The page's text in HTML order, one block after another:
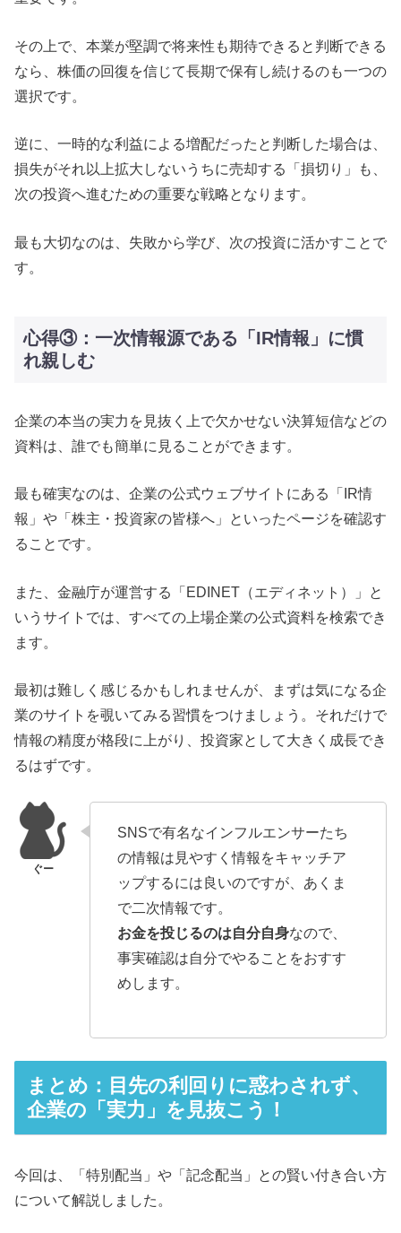
その上で、本業が堅調で将来性も期待できると判断できる
なら、株価の回復を信じて長期で保有し続けるのも一つの
選択です。
逆に、一時的な利益による増配だったと判断した場合は、
損失がそれ以上拡大しないうちに売却する「損切り」も、
次の投資へ進むための重要な戦略となります。
最も大切なのは、失敗から学び、次の投資に活かすことで
す。
心得③：一次情報源である「IR情報」に慣
れ親しむ
企業の本当の実力を見抜く上で欠かせない決算短信などの
資料は、誰でも簡単に見ることができます。
最も確実なのは、企業の公式ウェブサイトにある「IR情
報」や「株主・投資家の皆様へ」といったページを確認す
ることです。
また、金融庁が運営する「EDINET（エディネット）」と
いうサイトでは、すべての上場企業の公式資料を検索でき
ます。
最初は難しく感じるかもしれませんが、まずは気になる企
業のサイトを覗いてみる習慣をつけましょう。それだけで
情報の精度が格段に上がり、投資家として大きく成長でき
るはずです。
SNSで有名なインフルエンサーたち
の情報は見やすく情報をキャッチア
ップするには良いのですが、あくま
で二次情報です。
お金を投じるのは自分自身なので、
事実確認は自分でやることをおすす
めします。
まとめ：目先の利回りに惑わされず、
企業の「実力」を見抜こう！
今回は、「特別配当」や「記念配当」との賢い付き合い方
について解説しました。